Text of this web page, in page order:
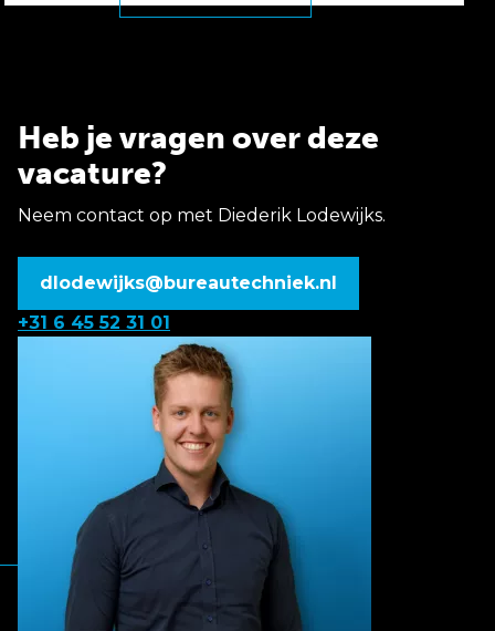
Heb je vragen over deze
vacature?
Neem contact op met Diederik Lodewijks.
dlodewijks@bureautechniek.nl
+31 6 45 52 31 01